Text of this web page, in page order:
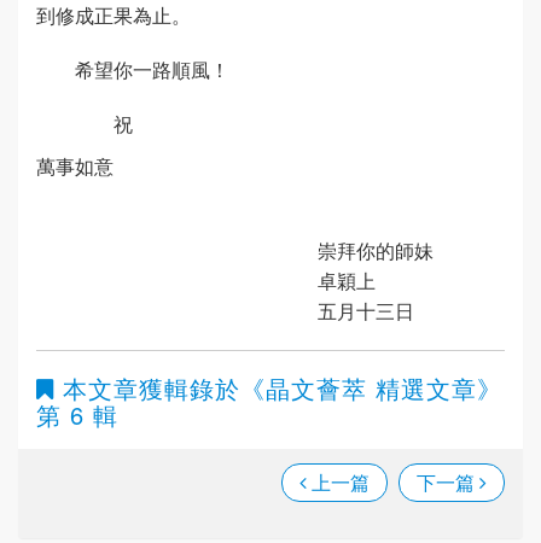
到修成正果為止。
希望你一路順風！
祝
萬事如意
崇拜你的師妹
卓穎上
五月十三日
本文章獲輯錄於 《晶文薈萃 精選文章》
第 6 輯
上一篇 下一篇